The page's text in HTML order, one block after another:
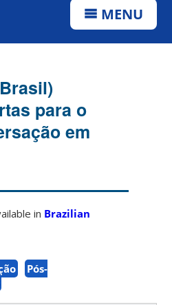
MENU
para o
em
in Brazilian
Pós-